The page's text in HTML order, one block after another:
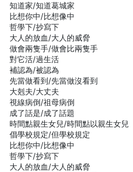
知道家/知道葛城家
比想你中/比想像中
哲學下/抄寫下
大人的放血/大人的威脅
做會兩隻手/做會比兩隻手
對它活/過生活
補認為/被認為
先當做看到/先當做沒看到
大剋夫/大丈夫
視線病倒/祖母病倒
成了話是/成了話題
時間點親生女兒/時間點以親生女兒
倡學校規定/但學校規定
比想你中/比想像中
哲學下/抄寫下
大人的放血/大人的威脅